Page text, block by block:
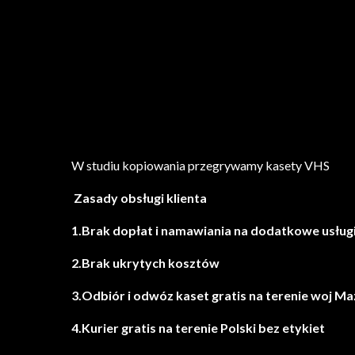
W studiu kopiowania przegrywamy kasety VHS
Zasady obsługi klienta
1.Brak dopłat i namawiania na dodatkowe
2.Brak ukrytych kosztów
3.Odbiór i odwóz kaset gratis na terenie woj
4.Kurier gratis na terenie Polski bez etykiet